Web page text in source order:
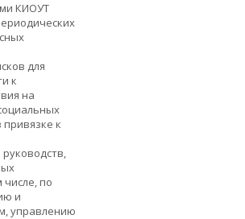
КИОУТ
для
к
на
привязке к
по
и
управлению